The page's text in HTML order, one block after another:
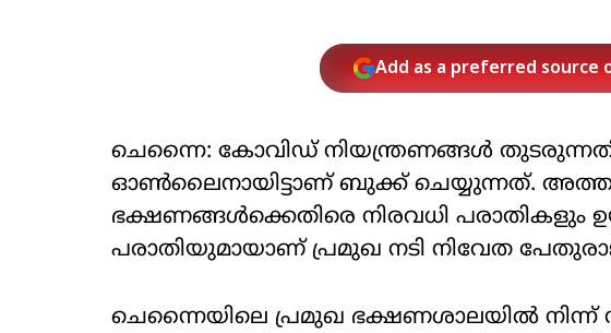
Add as a preferred source
ചെന്നൈ: കോവിഡ് നിയന്ത്രണങ്ങൾ
ഓൺലൈനായിട്ടാണ് ബുക്ക് ചെയ്യുന്നത്.
ഭക്ഷണങ്ങൾക്കെതിരെ നിരവധി
പരാതിയുമായാണ് പ്രമുഖ നടി നിവേത
ചെന്നൈയിലെ പ്രമുഖ ഭക്ഷണശാലയിൽ നിന്ന്